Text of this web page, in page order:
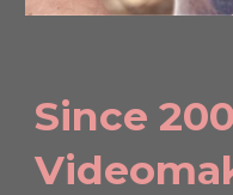
Since